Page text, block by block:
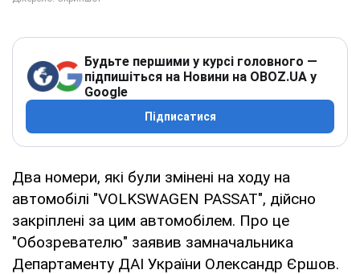
Будьте першими у курсі головного —
підпишіться на Новини на OBOZ.UA у
Google
Підписатися
Два номери, які були змінені на ходу на
автомобілі "VOLKSWAGEN PASSAT", дійсно
закріплені за цим автомобілем. Про це
"Обозревателю" заявив замначальника
Департаменту ДАІ України Олександр Єршов.